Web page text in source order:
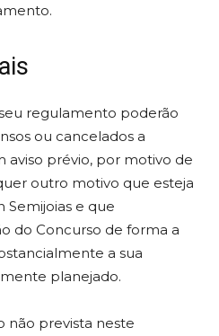
regulamento poderão
ou cancelados a
aviso prévio, por motivo de
outro motivo que esteja
Semijoias e que
do Concurso de forma a
a sua
planejado.
não prevista neste